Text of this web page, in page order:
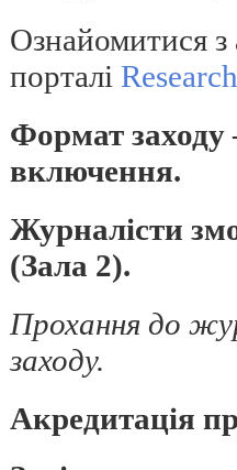
Ознайомитися з
порталі
Формат
включення.
Журналісти
(Зала 2).
Прохання до
заходу.
Акредитація